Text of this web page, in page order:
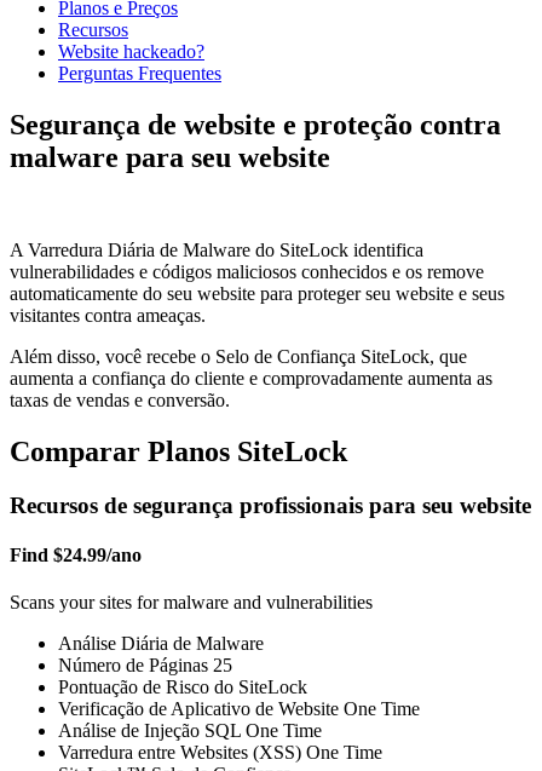
Planos e Preços
Recursos
Website hackeado?
Perguntas Frequentes
Segurança de website e proteção contra
malware para seu website
A Varredura Diária de Malware do SiteLock identifica
vulnerabilidades e códigos maliciosos conhecidos e os remove
automaticamente do seu website para proteger seu website e seus
visitantes contra ameaças.
Além disso, você recebe o Selo de Confiança SiteLock, que
aumenta a confiança do cliente e comprovadamente aumenta as
taxas de vendas e conversão.
Comparar Planos SiteLock
Recursos de segurança profissionais para seu website
Find $24.99/ano
Scans your sites for malware and vulnerabilities
Análise Diária de Malware
Número de Páginas 25
Pontuação de Risco do SiteLock
Verificação de Aplicativo de Website One Time
Análise de Injeção SQL One Time
Varredura entre Websites (XSS) One Time